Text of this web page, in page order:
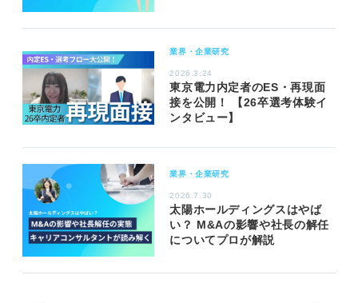
業界・企業研究
2026.3.24
東京電力内定者のES・再現面
接を公開！ 【26卒選考体験イ
ンタビュー】
業界・企業研究
2026.7.30
太陽ホールディングスはやば
い？ M&Aの影響や社長の解任
についてプロが解説